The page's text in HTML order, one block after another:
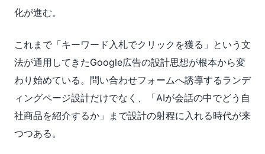
化が進む。
これまで「キーワード入札でクリックを獲る」という文
法が通用してきたGoogle広告の設計思想が根本から変
わり始めている。問い合わせフォームへ誘導するランデ
ィングページ設計だけでなく、「AIが会話の中でどう自
社商品を紹介するか」まで設計の射程に入れる時代が来
つつある。